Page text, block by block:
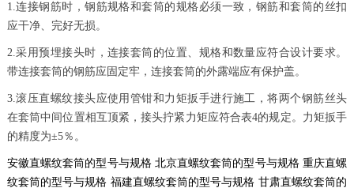
1.连接钢筋时，钢筋规格和套筒的规格必须一致，钢筋和套筒的丝扣
应干净、完好无损。
2.采用预埋接头时，连接套筒的位置、规格和数量应符合设计要求。
带连接套筒的钢筋应固定牢，连接套筒的外露端应有保护盖。
3.滚压直螺纹接头应使用管钳和力矩扳手进行施工，将两个钢筋丝头
在套筒中间位置相互顶紧，接头拧紧力矩应符合表4的规定。力矩扳手
的精度为±5％。
安徽直螺纹套筒的型号与规格 北京直螺纹套筒的型号与规格 重庆直螺
纹套筒的型号与规格 福建直螺纹套筒的型号与规格 甘肃直螺纹套筒的